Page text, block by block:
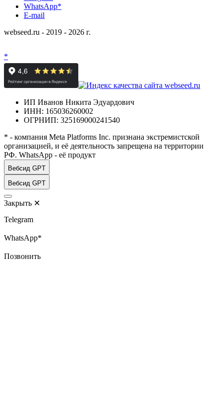
WhatsApp*
E-mail
webseed.ru - 2019 - 2026 г.
*
ИП Иванов Никита Эдуардович
ИНН: 165036260002
ОГРНИП: 325169000241540
* - компания Meta Platforms Inc. признана экстремистской
организацией, и её деятельность запрещена на территории
РФ. WhatsApp - её продукт
Вебсид GPT
Вебсид GPT
Закрыть ✕
Telegram
WhatsApp*
Позвонить